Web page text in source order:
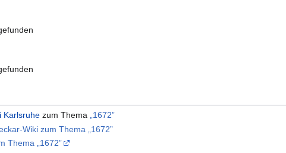
Karlsruhe zum Thema„1672”
Wiki zum Thema „1672”
Thema „1672”